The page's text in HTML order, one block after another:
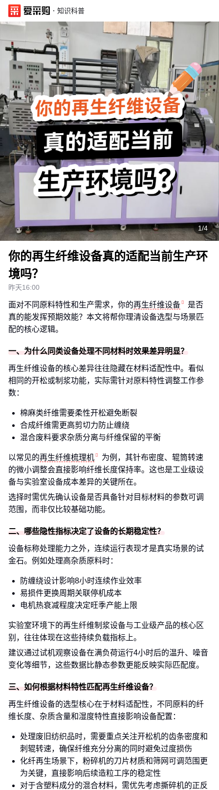
· 知识科普
1/4
你的再生纤维设备真的适配当前生产环
境吗？
昨天16:00
面对不同原料特性和生产需求，你的再生纤维设备
是否
真的能发挥预期效能？本文将帮你理清设备选型与场景匹
配的核心逻辑。
一、为什么同类设备处理不同材料时效果差异明显？
再生纤维设备的核心差异往往隐藏在材料适配性中。看似
相同的开松或制浆功能，实际需针对原料特性调整工作参
数：
棉麻类纤维需要柔性开松避免断裂
合成纤维需更高剪切力防止缠绕
混合废料要求杂质分离与纤维保留的平衡
以常见的再生纤维梳理机
为例，其针布密度、辊筒转速
的微小调整会直接影响纤维长度保持率。这也是工业级设
备与实验室设备成本差异的关键所在。
选择时需优先确认设备是否具备针对目标材料的参数可调
范围，而非仅比较基础功能。
二、哪些隐性指标决定了设备的长期稳定性？
设备标称处理能力之外，连续运行表现才是真实场景的试
金石。例如处理高杂质原料时：
防缠绕设计影响8小时连续作业效率
易损件更换周期关联停机成本
电机热衰减程度决定旺季产能上限
实验室环境下的再生纤维制浆设备与工业级产品的核心区
别，往往体现在这些持续负载指标上。
建议通过试机观察设备在满负荷运行4小时后的温升、噪音
变化等细节，这些数据比静态参数更能反映实际匹配度。
三、如何根据材料特性匹配再生纤维设备？
再生纤维设备的选型核心在于材料适配性，不同原料的纤
维长度、杂质含量和湿度特性直接影响设备配置：
处理废旧纺织品时，需要重点关注开松机的齿条密度和
刺辊转速，确保纤维充分分离的同时避免过度损伤
化纤再生场景下，粉碎机的刀片材质和筛网可调范围更
为关键，直接影响后续造粒工序的稳定性
对于含塑料成分的混合材料，需优先考虑撕碎机的正反